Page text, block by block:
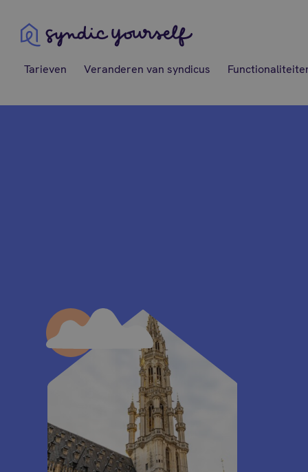
Syndic Yourself
Tarieven Veranderen van syndicus